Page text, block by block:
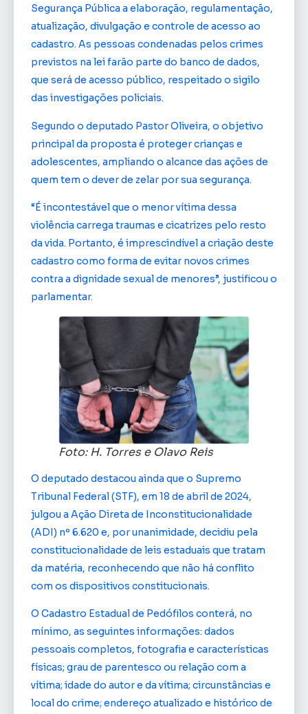
Segurança Pública a elaboração, regulamentação,
atualização, divulgação e controle de acesso ao
cadastro. As pessoas condenadas pelos crimes
previstos na lei farão parte do banco de dados,
que será de acesso público, respeitado o sigilo
das investigações policiais.
Segundo o deputado Pastor Oliveira, o objetivo
principal da proposta é proteger crianças e
adolescentes, ampliando o alcance das ações de
quem tem o dever de zelar por sua segurança.
“É incontestável que o menor vítima dessa
violência carrega traumas e cicatrizes pelo resto
da vida. Portanto, é imprescindível a criação deste
cadastro como forma de evitar novos crimes
contra a dignidade sexual de menores”, justificou o
parlamentar.
Foto: H. Torres e Olavo Reis
O deputado destacou ainda que o Supremo
Tribunal Federal (STF), em 18 de abril de 2024,
julgou a Ação Direta de Inconstitucionalidade
(ADI) nº 6.620 e, por unanimidade, decidiu pela
constitucionalidade de leis estaduais que tratam
da matéria, reconhecendo que não há conflito
com os dispositivos constitucionais.
O Cadastro Estadual de Pedófilos conterá, no
mínimo, as seguintes informações: dados
pessoais completos, fotografia e características
físicas; grau de parentesco ou relação com a
vítima; idade do autor e da vítima; circunstâncias e
local do crime; endereço atualizado e histórico de